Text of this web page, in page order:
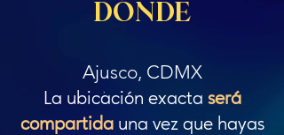
DÓNDE​
Ajusco, CDMX
La ubicación exacta será
compartida una vez que hayas